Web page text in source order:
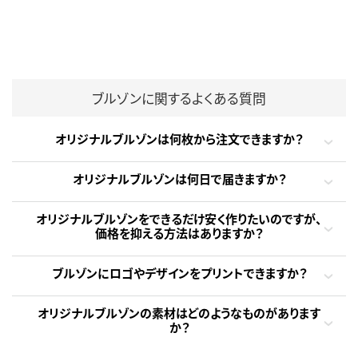
ブルゾンに関するよくある質問
オリジナルブルゾンは何枚から注文できますか？
オリジナルブルゾンは何日で届きますか？
オリジナルブルゾンをできるだけ安く作りたいのですが、
価格を抑える方法はありますか？
ブルゾンにロゴやデザインをプリントできますか？
オリジナルブルゾンの素材はどのようなものがあります
か？